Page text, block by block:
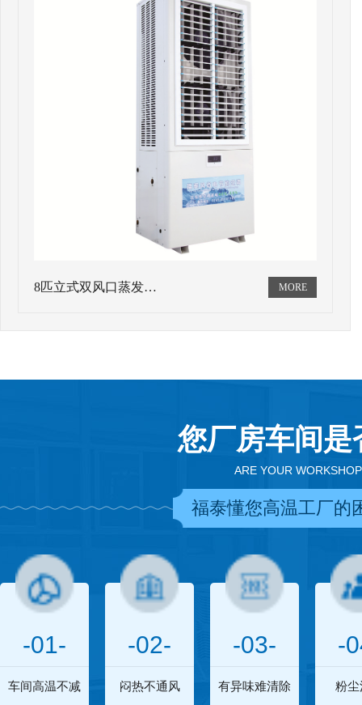
8匹立式双风口蒸发…
您厂房车间
ARE YOUR
福泰懂您高温工厂的
-01-
车间高温不减
-02-
闷热不通风
-03-
有异味难清除
-
粉尘